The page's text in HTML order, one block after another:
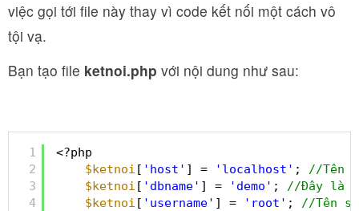
việc gọi tới file này thay vì code kết nối một cách vô
tội vạ.
Bạn tạo file ketnoi.php với nội dung như sau:
1
2
3
4
<?php
$ketnoi [ 'host' ] = 'localhost' ;
//Tên
$ketnoi [ 'dbname' ] = 'demo' ;
//Đây là
$ketnoi [ 'username' ] = 'root' ;
//Tên